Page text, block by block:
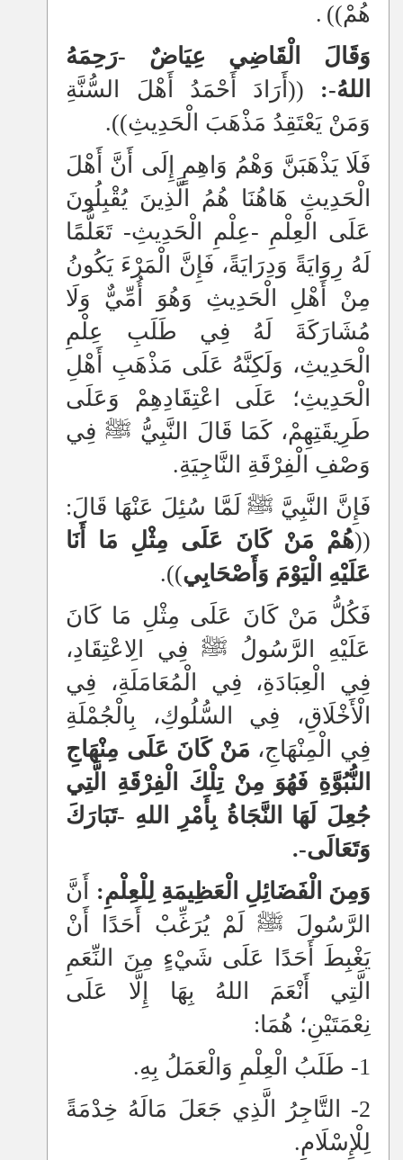
هُمْ)) .
وَقَالَ الْقَاضِي عِيَاضٌ -رَحِمَهُ
اللهُ-: ((أَرَادَ أَحْمَدُ أَهْلَ السُّنَّةِ
وَمَنْ يَعْتَقِدُ مَذْهَبَ الْحَدِيثِ)).
فَلَا يَذْهَبَنَّ وَهْمُ وَاهِمٍ إِلَى أَنَّ أَهْلَ
الْحَدِيثِ هَاهُنَا هُمُ الَّذِينَ يُقْبِلُونَ
عَلَى الْعِلْمِ -عِلْمِ الْحَدِيثِ- تَعَلُّمًا
لَهُ رِوَايَةً وَدِرَايَةً، فَإِنَّ الْمَرْءَ يَكُونُ
مِنْ أَهْلِ الْحَدِيثِ وَهُوَ أُمِّيٌّ وَلَا
مُشَارَكَةَ لَهُ فِي طَلَبِ عِلْمِ
الْحَدِيثِ، وَلَكِنَّهُ عَلَى مَذْهَبِ أَهْلِ
الْحَدِيثِ؛ عَلَى اعْتِقَادِهِمْ وَعَلَى
طَرِيقَتِهِمْ، كَمَا قَالَ النَّبِيُّ ﷺ فِي
وَصْفِ الْفِرْقَةِ النَّاجِيَةِ.
فَإِنَّ النَّبِيَّ ﷺ لَمَّا سُئِلَ عَنْهَا قَالَ:
((هُمْ مَنْ كَانَ عَلَى مِثْلِ مَا أَنَا
عَلَيْهِ الْيَوْمَ وَأَصْحَابِي)).
فَكُلُّ مَنْ كَانَ عَلَى مِثْلِ مَا كَانَ
عَلَيْهِ الرَّسُولُ ﷺ فِي الِاعْتِقَادِ،
فِي الْعِبَادَةِ، فِي الْمُعَامَلَةِ، فِي
الْأَخْلَاقِ، فِي السُّلُوكِ، بِالْجُمْلَةِ
فِي الْمِنْهَاجِ، مَنْ كَانَ عَلَى مِنْهَاجِ
النُّبُوَّةِ فَهُوَ مِنْ تِلْكَ الْفِرْقَةِ الَّتِي
جُعِلَ لَهَا النَّجَاةُ بِأَمْرِ اللهِ -تَبَارَكَ
وَتَعَالَى-.
وَمِنَ الْفَضَائِلِ الْعَظِيمَةِ لِلْعِلْمِ: أَنَّ
الرَّسُولَ ﷺ لَمْ يُرَغِّبْ أَحَدًا أَنْ
يَغْبِطَ أَحَدًا عَلَى شَيْءٍ مِنَ النِّعَمِ
الَّتِي أَنْعَمَ اللهُ بِهَا إِلَّا عَلَى
نِعْمَتَيْنِ؛ هُمَا:
1- طَلَبُ الْعِلْمِ وَالْعَمَلُ بِهِ.
2- التَّاجِرُ الَّذِي جَعَلَ مَالَهُ خِدْمَةً
لِلْإِسْلَامِ.